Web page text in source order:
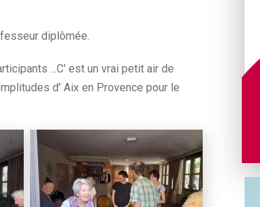
diplômée.
...C' est un vrai petit air de
d' Aix en Provence pour le